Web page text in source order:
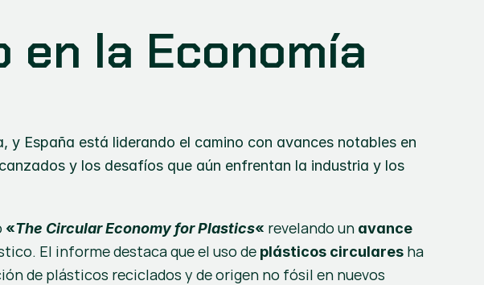
en la Economía
España está liderando el camino con avances notables en
y los desafíos que aún enfrentan la industria y los
«The Circular Economy for Plastics« revelando un avance
El informe destaca que el uso de plásticos circulares ha
de plásticos reciclados y de origen no fósil en nuevos